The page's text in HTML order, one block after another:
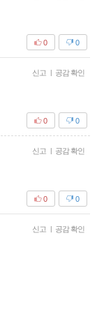
0
0
신고 | 공감 확인
0
0
신고 | 공감 확인
0
0
신고 | 공감 확인